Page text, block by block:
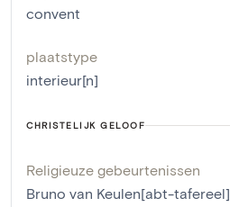
convent
plaatstype
interieur[n]
CHRISTELIJK GELOOF
Religieuze gebeurtenissen
Bruno van Keulen[abt-tafereel]